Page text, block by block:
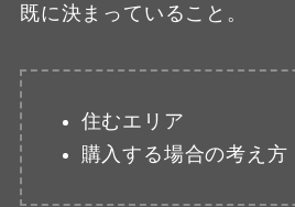
既に決まっていること。
住むエリア
購入する場合の考え方